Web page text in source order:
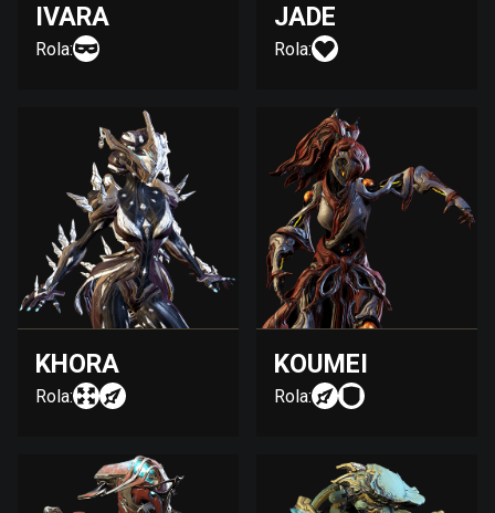
IVARA
Rola:
JADE
Rola:
KHORA
Rola:
KOUMEI
Rola: